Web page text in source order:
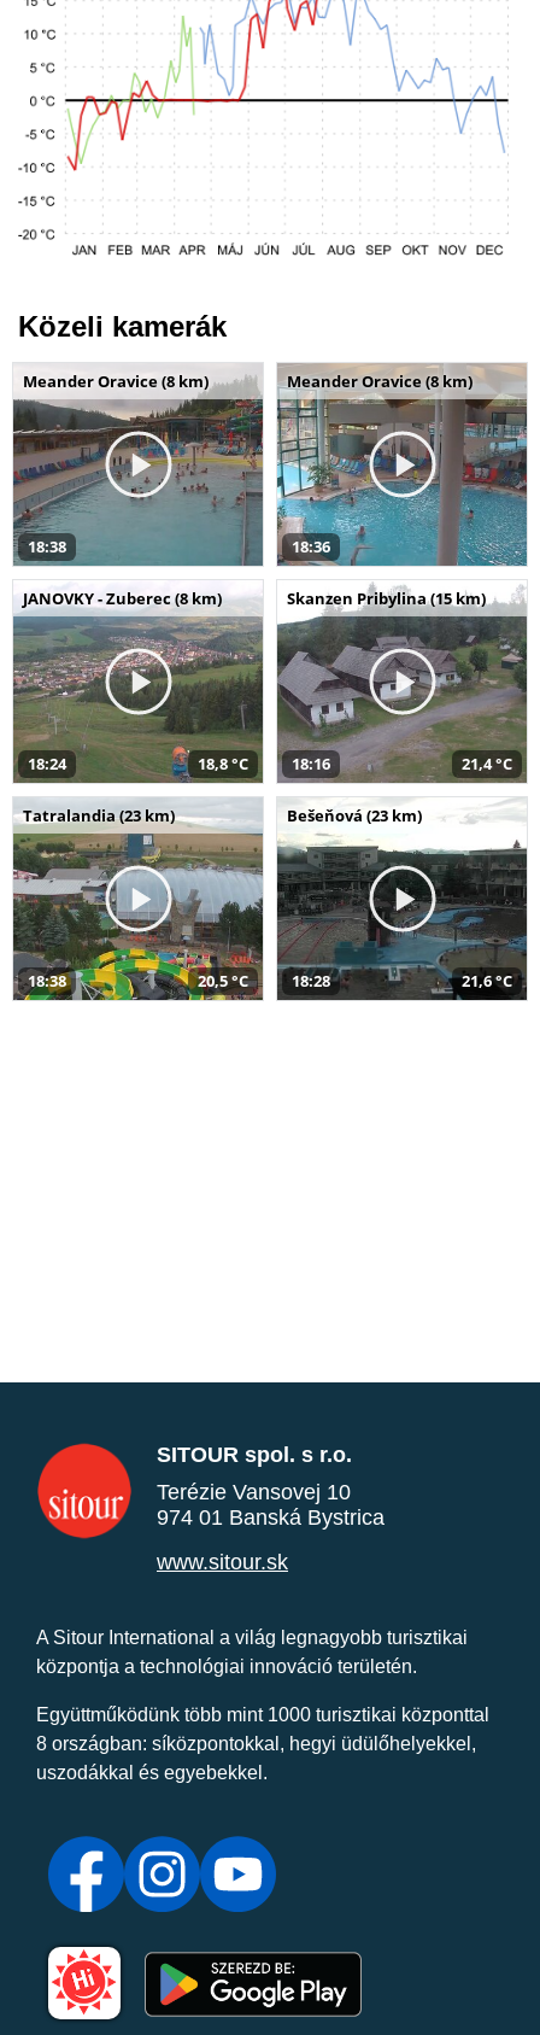
Közeli kamerák
Meander Oravice (8 km)
18:38
Meander Oravice (8 km)
18:36
JANOVKY - Zuberec (8 km)
18:24 18,8 °C
Skanzen Pribylina (15 km)
18:16 21,4 °C
Tatralandia (23 km)
18:38 20,5 °C
Bešeňová (23 km)
18:28 21,6 °C
SITOUR spol. s r.o.
Terézie Vansovej 10
974 01 Banská Bystrica
www.sitour.sk
A Sitour International a világ legnagyobb turisztikai
központja a technológiai innováció területén.
Együttműködünk több mint 1000 turisztikai központtal
8 országban: síközpontokkal, hegyi üdülőhelyekkel,
uszodákkal és egyebekkel.